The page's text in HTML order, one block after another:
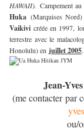
HAWAII). Campement
Huka (Marquises
Vaikivi créée en 1997,
terrestre avec le
Honolulu) en juillet 2005.
Jean-
(me contacter par
ou/